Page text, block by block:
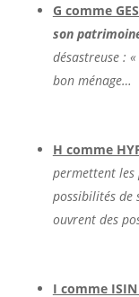
G comme
son
désastreuse :
bon ménage…
H comme
permettent les
possibilités de
ouvrent des
I comme ISIN